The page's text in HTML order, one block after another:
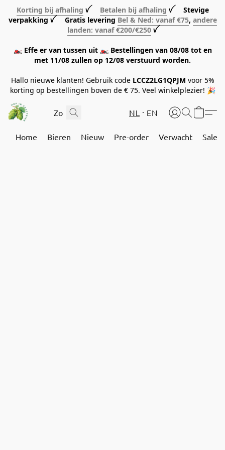
Korting bij afhaling ꪜ Betalen bij afhaling ꪜ Stevige
verpakking ꪜ Gratis levering Bel & Ned: vanaf €75, andere
landen: vanaf €200/€250 ꪜ
🏍️ Effe er van tussen uit 🏍️ Bestellingen van 08/08 tot en
met 11/08 zullen op 12/08 verstuurd worden.
Hallo nieuwe klanten! Gebruik code LCCZ2LG1QPJM voor 5%
korting op bestellingen boven de € 75. Veel winkelplezier! 🎉
NL EN
Home Bieren Nieuw Pre-order Verwacht Sale